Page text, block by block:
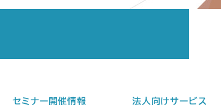
セミナー開催情報 法人向けサービス